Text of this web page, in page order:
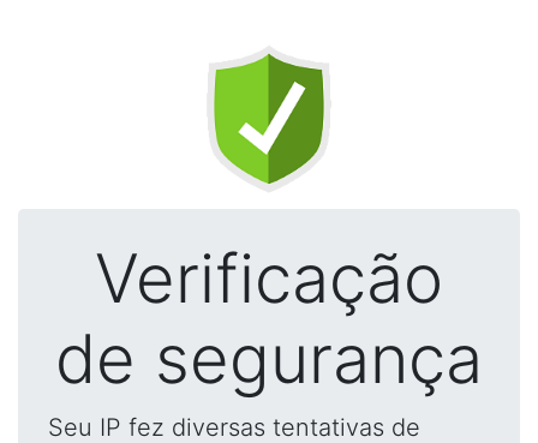
Verificação
de segurança
Seu IP fez diversas tentativas de